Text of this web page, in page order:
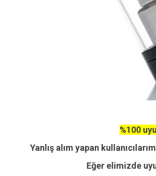
%100
Yanlış alım yapan
Eğer elimizde